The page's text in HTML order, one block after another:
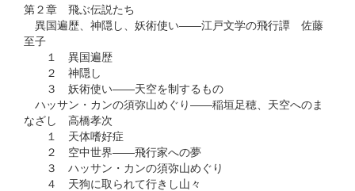
第２章 飛ぶ伝説たち
異国遍歴、神隠し、妖術使い――江戸文学の飛行譚 佐藤
至子
１ 異国遍歴
２ 神隠し
３ 妖術使い――天空を制するもの
ハッサン・カンの須弥山めぐり――稲垣足穂、天空へのま
なざし 高橋孝次
１ 天体嗜好症
２ 空中世界――飛行家への夢
３ ハッサン・カンの須弥山めぐり
４ 天狗に取られて行きし山々